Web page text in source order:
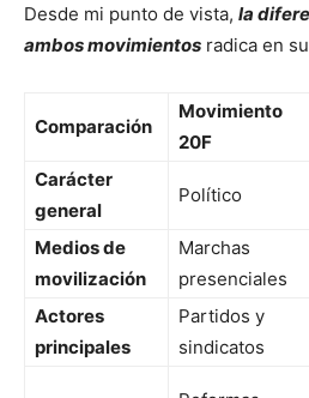
Desde mi punto de vista, la
ambos movimientos radica en
Comparación
Movimiento
20F
Carácter
general
Político
Medios de
movilización
Marchas
presenciales
Actores
principales
Partidos y
sindicatos